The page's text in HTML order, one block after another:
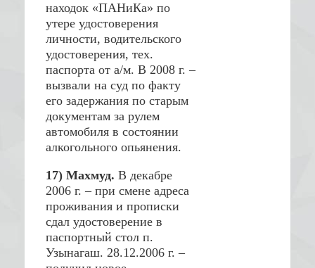
находок «ПАНиКа» по
утере удостоверения
личности, водительского
удостоверения, тех.
паспорта от а/м. В 2008 г. –
вызвали на суд по факту
его задержания по старым
документам за рулем
автомобиля в состоянии
алкогольного опьянения.
17) Махмуд. В декабре
2006 г. – при смене адреса
проживания и прописки
сдал удостоверение в
паспортный стол п.
Узынагаш. 28.12.2006 г. –